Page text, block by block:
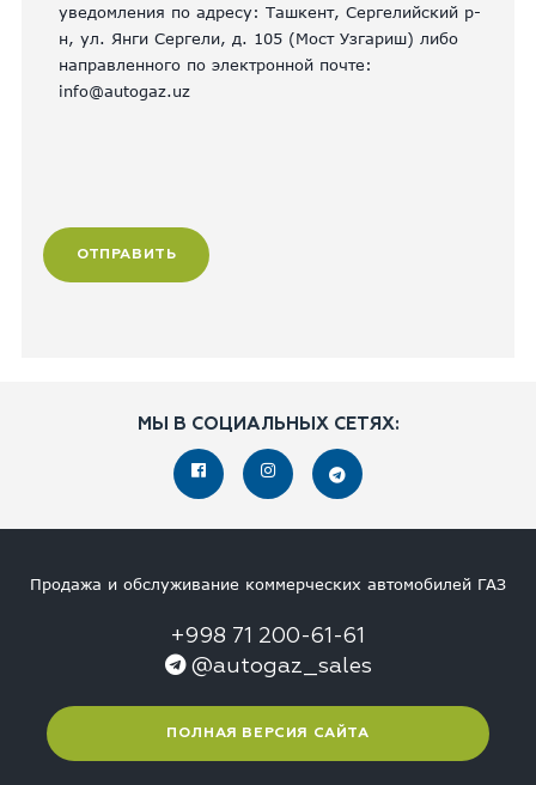
уведомления по адресу: Ташкент, Сергелийский р-
н, ул. Янги Сергели, д. 105 (Мост Узгариш) либо
направленного по электронной почте:
info@autogaz.uz
МЫ В СОЦИАЛЬНЫХ СЕТЯХ:
Продажа и обслуживание коммерческих автомобилей ГАЗ
+998 71 200-61-61
@autogaz_sales
ПОЛНАЯ ВЕРСИЯ САЙТА